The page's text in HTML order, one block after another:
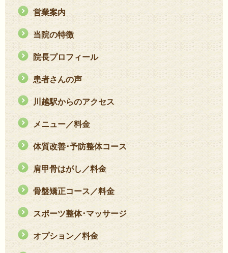
ー
シ
ョ
ン
営業案内
当院の特徴
院長プロフィール
患者さんの声
川越駅からのアクセス
メニュー／料金
体質改善･予防整体コース
肩甲骨はがし／料金
骨盤矯正コース／料金
スポーツ整体･マッサージ
オプション／料金